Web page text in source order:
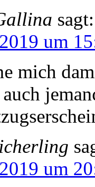
sagt:
um
mich
um